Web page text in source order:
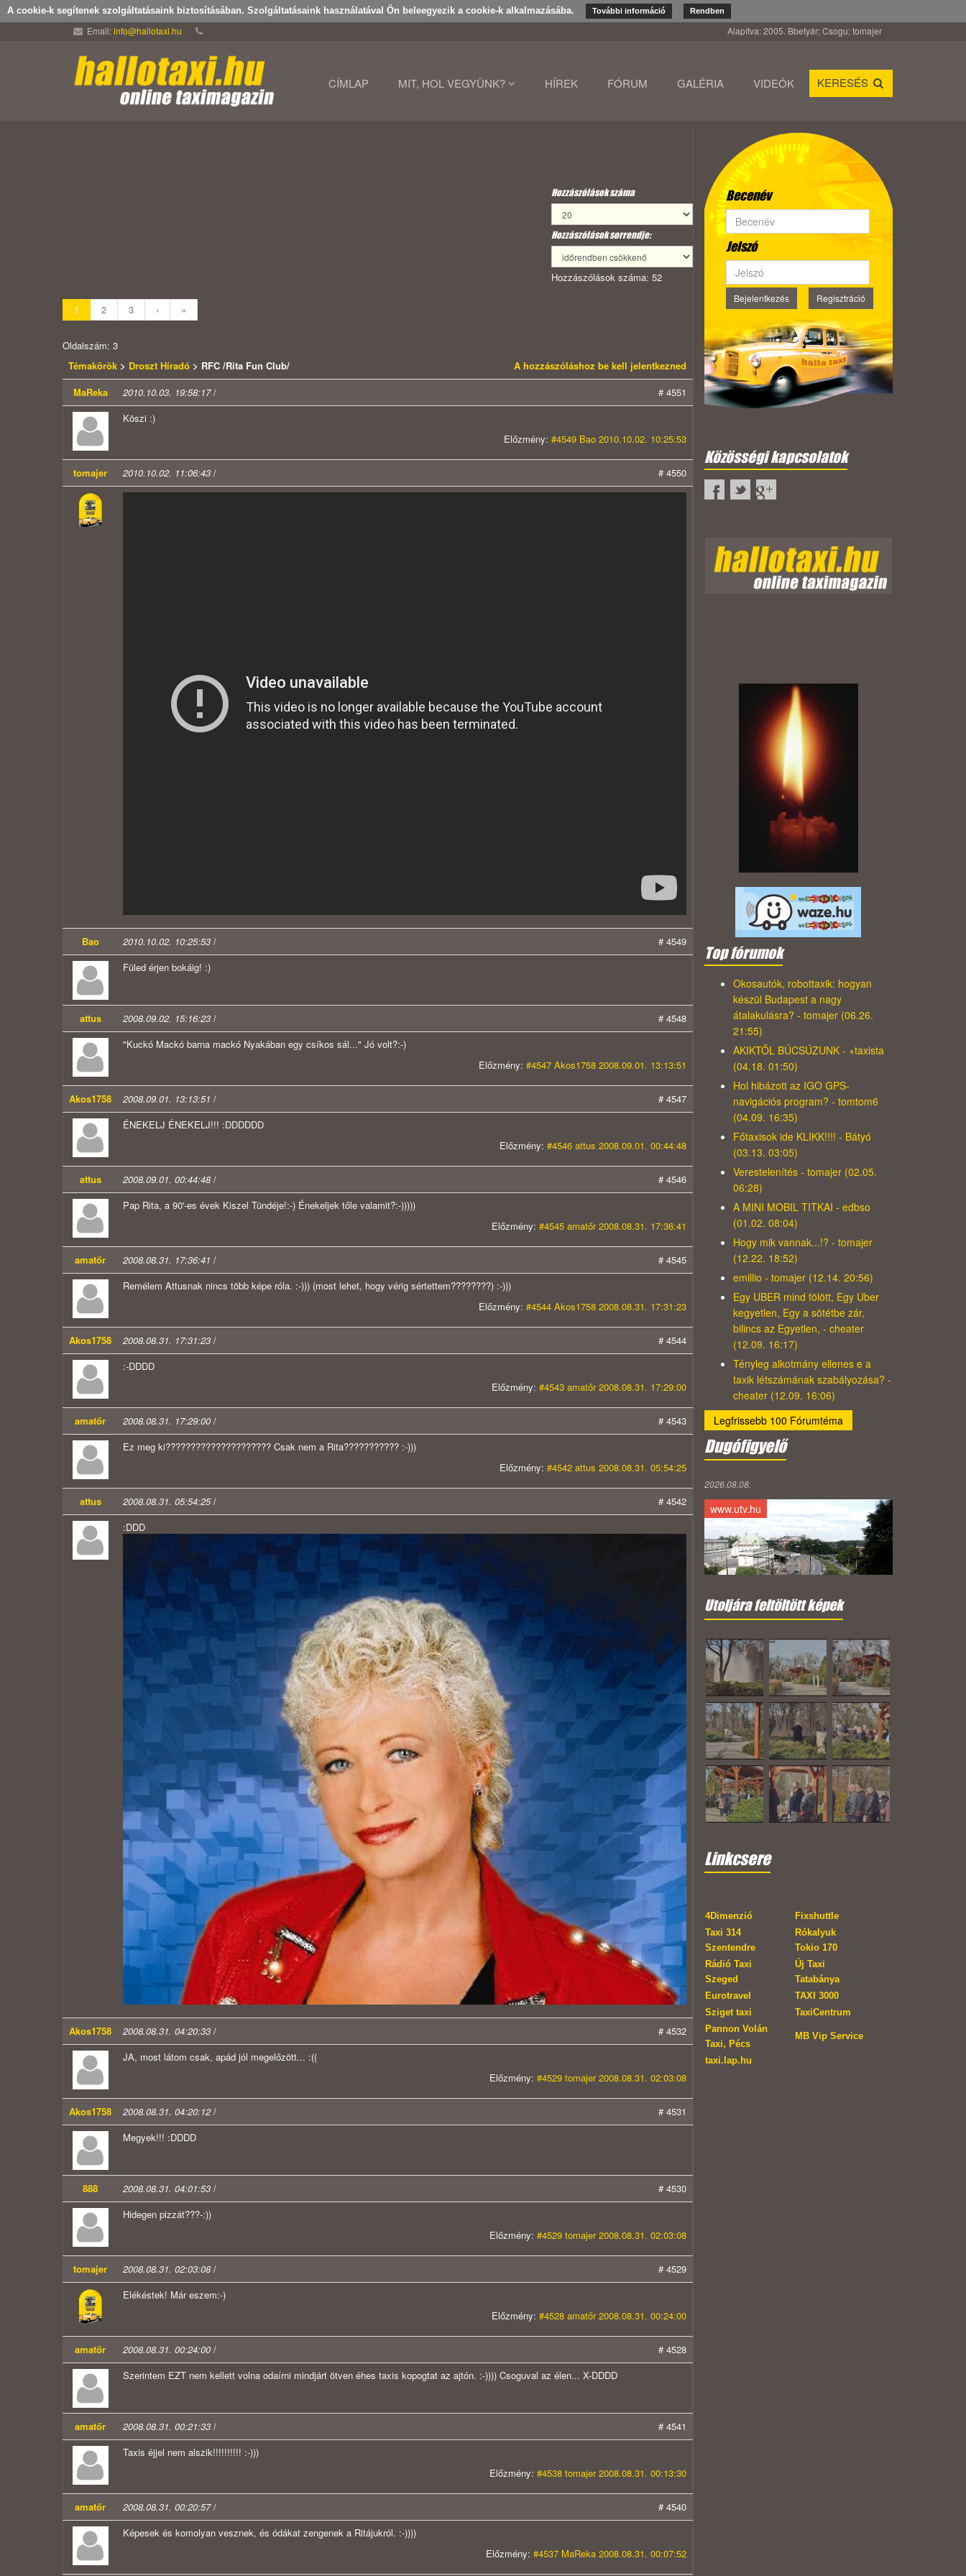
A cookie-k segítenek szolgáltatásaink biztosításában. Szolgáltatásaink használatával Ön beleegyezik a cookie-k alkalmazásába. További információ Rendben
Email:info@hallotaxi.hu Alapítva: 2005. Bbetyár; Csogu; tomajer
CÍMLAP MIT, HOL VEGYÜNK? HÍREK FÓRUM GALÉRIA VIDEÓK KERESÉS
Hozzászólások száma
Hozzászólások sorrendje:
Hozzászólások száma: 52
1 2 3 › »
Oldalszám: 3
Témakörök > Droszt Híradó > RFC /Rita Fun Club/
A hozzászóláshoz be kell jelentkezned
MaReka
2010.10.03. 19:58:17/
# 4551
Köszi :)
Előzmény: #4549 Bao 2010.10.02. 10:25:53
tomajer 2010.10.02. 11:06:43 / # 4550
Bao 2010.10.02. 10:25:53 /
# 4549
Füled érjen bokáig! :)
attus 2008.09.02. 15:16:23 /
# 4548
"Kuckó Mackó barna mackó Nyakában egy csíkos sál..." Jó volt?:-)
Előzmény: #4547 Akos1758 2008.09.01. 13:13:51
Akos1758 2008.09.01. 13:13:51 /
# 4547
ÉNEKELJ ÉNEKELJ!!! :DDDDDD
Előzmény: #4546 attus 2008.09.01. 00:44:48
attus 2008.09.01. 00:44:48 /
# 4546
Pap Rita, a 90'-es évek Kiszel Tündéje!:-) Énekeljek tőle valamit?:-)))))
Előzmény: #4545 amatőr 2008.08.31. 17:36:41
amatőr 2008.08.31. 17:36:41 /
# 4545
Remélem Attusnak nincs több képe róla. :-))) (most lehet, hogy vérig sértettem????????) :-)))
Előzmény: #4544 Akos1758 2008.08.31. 17:31:23
Akos1758 2008.08.31. 17:31:23 /
# 4544
:-DDDD
Előzmény: #4543 amatőr 2008.08.31. 17:29:00
amatőr 2008.08.31. 17:29:00 /
# 4543
Ez meg ki????????????????????? Csak nem a Rita??????????? :-)))
Előzmény: #4542 attus 2008.08.31. 05:54:25
attus 2008.08.31. 05:54:25/
# 4542
:DDD
Akos1758 2008.08.31. 04:20:33 /
# 4532
JA, most látom csak, apád jól megelőzött... :((
Előzmény: #4529 tomajer 2008.08.31. 02:03:08
Akos1758 2008.08.31. 04:20:12/
# 4531
Megyek!!! :DDDD
888 2008.08.31. 04:01:53 /
# 4530
Hidegen pizzát???-:))
Előzmény: #4529 tomajer 2008.08.31. 02:03:08
tomajer 2008.08.31. 02:03:08 /
# 4529
Elékéstek! Már eszem:-)
Előzmény: #4528 amatőr 2008.08.31. 00:24:00
amatőr 2008.08.31. 00:24:00 /
# 4528
Szerintem EZT nem kellett volna odaírni mindjárt ötven éhes taxis kopogtat az ajtón. :-)))) Csoguval az élen... X-DDDD
amatőr 2008.08.31. 00:21:33 /
# 4541
Taxis éjjel nem alszik!!!!!!!!!! :-)))
Előzmény: #4538 tomajer 2008.08.31. 00:13:30
amatőr 2008.08.31. 00:20:57/
# 4540
Képesek és komolyan vesznek, és ódákat zengenek a Ritájukról. :-))))
Előzmény: #4537 MaReka 2008.08.31. 00:07:52
Becenév
Jelszó
Bejelentkezés Regisztráció
Közösségi kapcsolatok
Top fórumok
Okosautók, robottaxik: hogyan
készül Budapest a nagy
átalakulásra? - tomajer (06.26.
21:55)
AKIKTŐL BÚCSÚZUNK - +taxista
(04.18. 01:50)
Hol hibázott az IGO GPS-
navigációs program? - tomtom6
(04.09. 16:35)
Főtaxisok ide KLIKK!!!! - Bátyó
(03.13. 03:05)
Verestelenítés - tomajer (02.05.
06:28)
A MINI MOBIL TITKAI - edbso
(01.02. 08:04)
Hogy mik vannak...!? - tomajer
(12.22. 18:52)
emillio - tomajer (12.14. 20:56)
Egy UBER mind fölött, Egy Uber
kegyetlen, Egy a sötétbe zár,
bilincs az Egyetlen, - cheater
(12.09. 16:17)
Tényleg alkotmány ellenes e a
taxik létszámának szabályozása? -
cheater (12.09. 16:06)
Legfrissebb 100 Fórumtéma
Dugófigyelő
2026.08.08.
www.utv.hu
Utoljára feltöltött képek
Linkcsere
4Dimenzió
Fixshuttle
Taxi 314
Szentendre
Rókalyuk
Tokio 170
Rádió Taxi
Szeged
Új Taxi
Tatabánya
Eurotravel
TAXI 3000
Sziget taxi
TaxiCentrum
Pannon Volán
Taxi, Pécs
MB Vip Service
taxi.lap.hu